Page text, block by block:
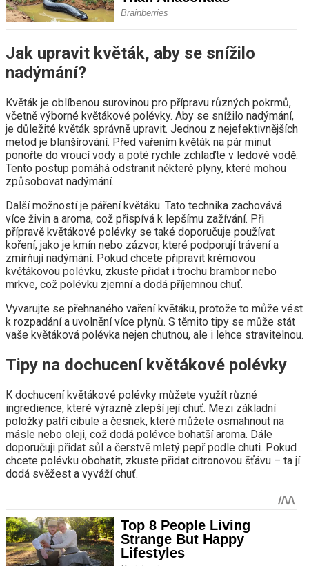
Jak upravit květák, aby se snížilo
nadýmání?
Květák je oblíbenou surovinou pro přípravu různých pokrmů,
včetně výborné květákové polévky. Aby se snížilo nadýmání,
je důležité květák správně upravit. Jednou z nejefektivnějších
metod je blanšírování. Před vařením květák na pár minut
ponořte do vroucí vody a poté rychle zchlaďte v ledové vodě.
Tento postup pomáhá odstranit některé plyny, které mohou
způsobovat nadýmání.
Další možností je páření květáku. Tato technika zachovává
více živin a aroma, což přispívá k lepšímu zažívání. Při
přípravě květákové polévky se také doporučuje používat
koření, jako je kmín nebo zázvor, které podporují trávení a
zmírňují nadýmání. Pokud chcete připravit krémovou
květákovou polévku, zkuste přidat i trochu brambor nebo
mrkve, což polévku zjemní a dodá příjemnou chuť.
Vyvarujte se přehnaného vaření květáku, protože to může vést
k rozpadání a uvolnění více plynů. S těmito tipy se může stát
vaše květáková polévka nejen chutnou, ale i lehce stravitelnou.
Tipy na dochucení květákové polévky
K dochucení květákové polévky můžete využít různé
ingredience, které výrazně zlepší její chuť. Mezi základní
položky patří cibule a česnek, které můžete osmahnout na
másle nebo oleji, což dodá polévce bohatší aroma. Dále
doporučuji přidat sůl a čerstvě mletý pepř podle chuti. Pokud
chcete polévku obohatit, zkuste přidat citronovou šťávu – ta jí
dodá svěžest a vyváží chuť.